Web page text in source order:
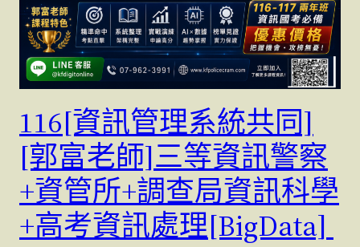
116[資訊管理系統共同]
[郭富老師]三等資訊警察
+資管所+調查局資訊科學
+高考資訊處理[BigData]